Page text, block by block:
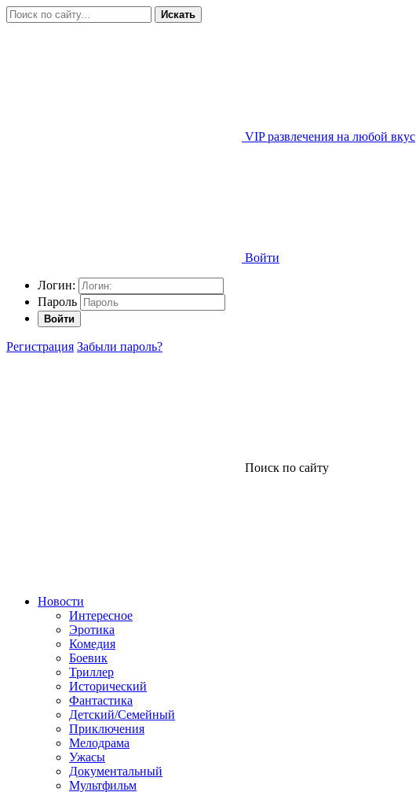
Искать
VIP развлечения на любой вкус
Войти
Логин:
Пароль
Войти
Регистрация Забыли пароль?
Поиск по сайту
Новости
Интересное
Эротика
Комедия
Боевик
Триллер
Исторический
Фантастика
Детский/Семейный
Приключения
Мелодрама
Ужасы
Документальный
Мультфильм